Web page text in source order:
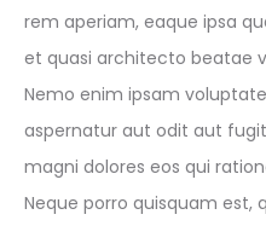
rem aperiam, eaque ipsa
et quasi architecto beatae
Nemo enim ipsam
aspernatur aut odit aut
magni dolores eos qui
Neque porro quisquam est,